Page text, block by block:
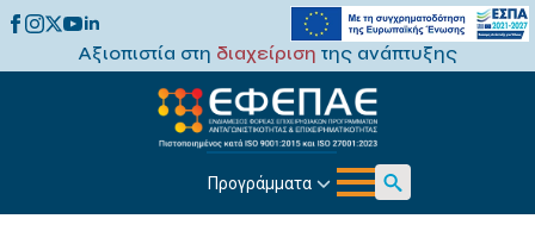
Αξιοπιστία στη διαχείριση της ανάπτυξης
Προγράμματα
Search